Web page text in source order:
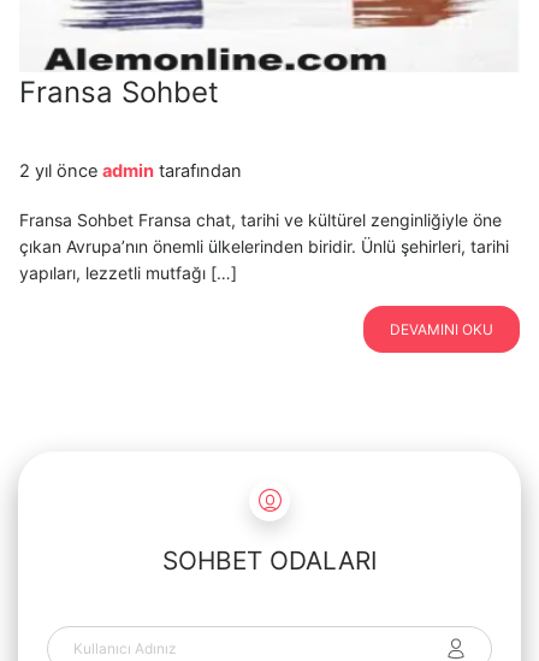
Fransa Sohbet
2 yıl önce admin tarafından
Fransa Sohbet Fransa chat, tarihi ve kültürel zenginliğiyle öne
çıkan Avrupa’nın önemli ülkelerinden biridir. Ünlü şehirleri, tarihi
yapıları, lezzetli mutfağı […]
DEVAMINI OKU
SOHBET ODALARI